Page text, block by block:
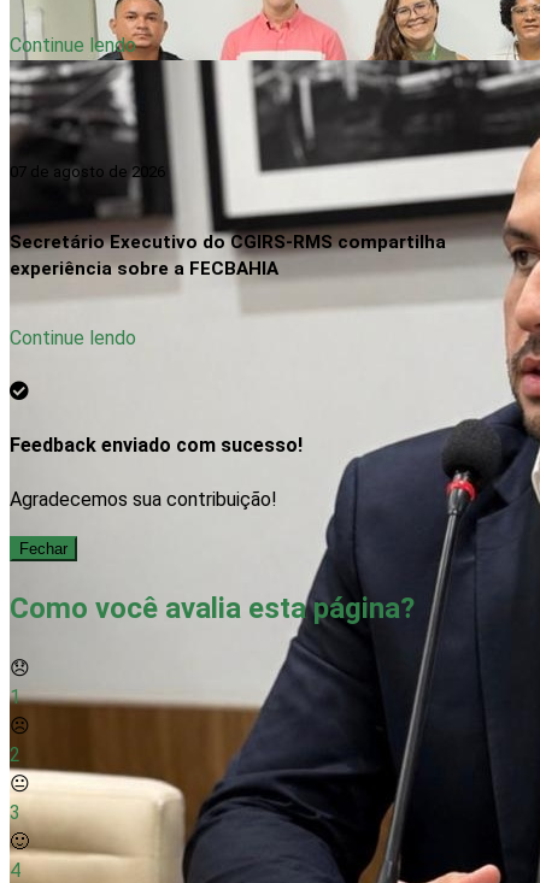
Continue lendo
07 de agosto de 2026
Secretário Executivo do CGIRS-RMS compartilha
experiência sobre a FECBAHIA
Continue lendo
Feedback enviado com sucesso!
Agradecemos sua contribuição!
Fechar
Como você avalia esta página?
😞
1
☹️
2
😐
3
🙂
4